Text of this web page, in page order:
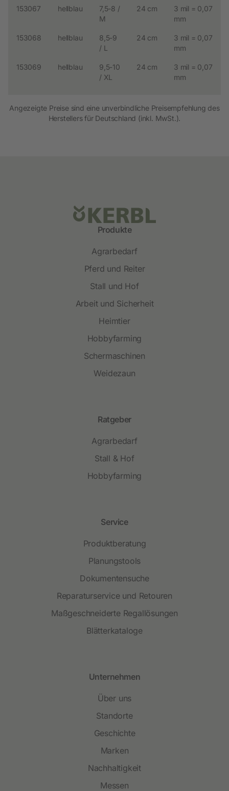
153067 hellblau
7,5-8 /
M
24 cm
3 mil = 0,07
mm
153068 hellblau
8,5-9
/ L
24 cm
3 mil = 0,07
mm
153069 hellblau
9,5-10
/ XL
24 cm
3 mil = 0,07
mm
Angezeigte Preise sind eine unverbindliche Preisempfehlung des
Herstellers für Deutschland (inkl. MwSt.).
Produkte
Agrarbedarf
Pferd und Reiter
Stall und Hof
Arbeit und Sicherheit
Heimtier
Hobbyfarming
Schermaschinen
Weidezaun
Ratgeber
Agrarbedarf
Stall & Hof
Hobbyfarming
Service
Produktberatung
Planungstools
Dokumentensuche
Reparaturservice und Retouren
Maßgeschneiderte Regallösungen
Blätterkataloge
Unternehmen
Über uns
Standorte
Geschichte
Marken
Nachhaltigkeit
Messen